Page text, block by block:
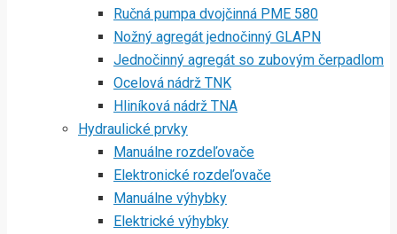
Ručná pumpa dvojčinná PME 580
Nožný agregát jednočinný GLAPN
Jednočinný agregát so zubovým čerpadlom
Ocelová nádrž TNK
Hliníková nádrž TNA
Hydraulické prvky
Manuálne rozdeľovače
Elektronické rozdeľovače
Manuálne výhybky
Elektrické výhybky